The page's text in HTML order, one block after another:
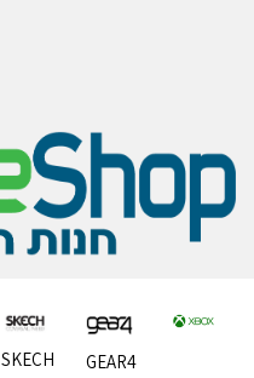
SKECH GEAR4